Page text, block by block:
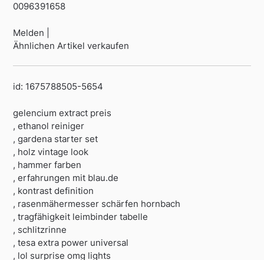
0096391658
Melden |
Ähnlichen Artikel verkaufen
id: 1675788505-5654
gelencium extract preis
, ethanol reiniger
, gardena starter set
, holz vintage look
, hammer farben
, erfahrungen mit blau.de
, kontrast definition
, rasenmähermesser schärfen hornbach
, tragfähigkeit leimbinder tabelle
, schlitzrinne
, tesa extra power universal
, lol surprise omg lights